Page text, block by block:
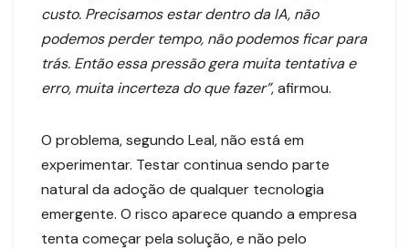
custo. Precisamos estar dentro da IA, não
podemos perder tempo, não podemos ficar para
trás. Então essa pressão gera muita tentativa e
erro, muita incerteza do que fazer”, afirmou.
O problema, segundo Leal, não está em
experimentar. Testar continua sendo parte
natural da adoção de qualquer tecnologia
emergente. O risco aparece quando a empresa
tenta começar pela solução, e não pelo